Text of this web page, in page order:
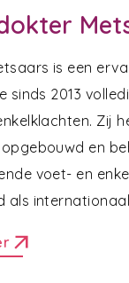
is een
sinds 2013
Zij
en
voet- en
als
arrow_outward